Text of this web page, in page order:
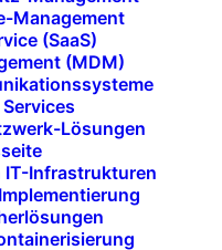
Management
(SaaS)
(MDM)
Lösungen
IT-Infrastrukturen